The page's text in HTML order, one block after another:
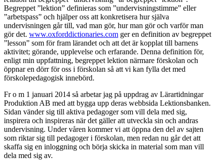
Begreppet ”lektion” definieras som ”undervisningstimme” eller
”arbetspass” och hjälper oss att konkretisera hur själva
undervisningen går till, vad man gör, hur man gör och varför man
gör det. www.oxforddictionaries.com ger en definition av begreppet
”lesson” som för fram lärandet och att det är kopplat till barnens
aktivitet; görande, upplevelse och erfarande. Denna definition för,
enligt min uppfattning, begreppet lektion närmare förskolan och
öppnar en dörr för oss i förskolan så att vi kan fylla det med
förskolepedagogisk innebörd.
Fr o m 1 januari 2014 så arbetar jag på uppdrag av Lärartidningar
Produktion AB med att bygga upp deras webbsida Lektionsbanken.
Sidan vänder sig till aktiva pedagoger som vill dela med sig,
inspirera och inspireras när det gäller att utveckla sin och andras
undervisning. Under våren kommer vi att öppna den del av sajten
som riktar sig till pedagoger i förskolan, men redan nu går det att
skaffa sig en inloggning och börja skicka in material som man vill
dela med sig av.